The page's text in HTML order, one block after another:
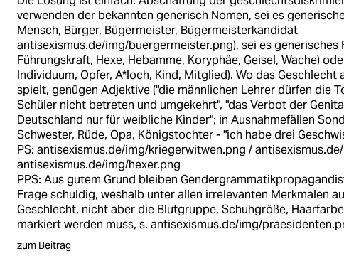
verwenden der bekannten generisch Nomen, sei es
Mensch, Bürger, Bügermeister, Bügermeisterkandidat
antisexismus.de/img/buergermeister.png), sei es generisches
Führungskraft, Hexe, Hebamme, Koryphäe, Geisel, Wache)
Individuum, Opfer, A*loch, Kind, Mitglied). Wo das Geschlecht
spielt, genügen Adjektive ("die männlichen Lehrer dürfen die
Schüler nicht betreten und umgekehrt", "das Verbot der
Deutschland nur für weibliche Kinder"; in Ausnahmefällen
Schwester, Rüde, Opa, Königstochter - "ich habe drei
PS: antisexismus.de/img/kriegerwitwen.png /
antisexismus.de/img/hexer.png
PPS: Aus gutem Grund bleiben
Frage schuldig, weshalb unter allen irrelevanten Merkmalen
Geschlecht, nicht aber die Blutgruppe, Schuhgröße,
markiert werden muss, s. antisexismus.de/img/
zum Beitrag